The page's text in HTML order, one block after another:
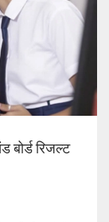
रिजल्ट